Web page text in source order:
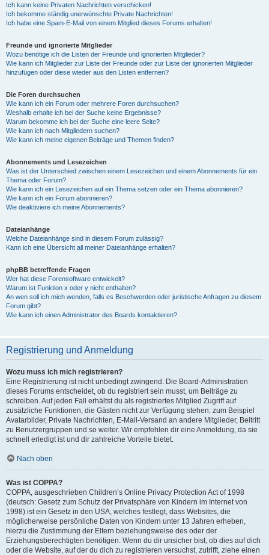
Ich kann keine Privaten Nachrichten verschicken!
Ich bekomme ständig unerwünschte Private Nachrichten!
Ich habe eine Spam-E-Mail von einem Mitglied dieses Forums erhalten!
Freunde und ignorierte Mitglieder
Wozu benötige ich die Listen der Freunde und ignorierten Mitglieder?
Wie kann ich Mitglieder zur Liste der Freunde oder zur Liste der ignorierten Mitglieder
hinzufügen oder diese wieder aus den Listen entfernen?
Die Foren durchsuchen
Wie kann ich ein Forum oder mehrere Foren durchsuchen?
Weshalb erhalte ich bei der Suche keine Ergebnisse?
Warum bekomme ich bei der Suche eine leere Seite?
Wie kann ich nach Mitgliedern suchen?
Wie kann ich meine eigenen Beiträge und Themen finden?
Abonnements und Lesezeichen
Was ist der Unterschied zwischen einem Lesezeichen und einem Abonnements für ein
Thema oder Forum?
Wie kann ich ein Lesezeichen auf ein Thema setzen oder ein Thema abonnieren?
Wie kann ich ein Forum abonnieren?
Wie deaktiviere ich meine Abonnements?
Dateianhänge
Welche Dateianhänge sind in diesem Forum zulässig?
Kann ich eine Übersicht all meiner Dateianhänge erhalten?
phpBB betreffende Fragen
Wer hat diese Forensoftware entwickelt?
Warum ist Funktion x oder y nicht enthalten?
An wen soll ich mich wenden, falls es Beschwerden oder juristische Anfragen zu diesem
Forum gibt?
Wie kann ich einen Administrator des Boards kontaktieren?
Registrierung und Anmeldung
Wozu muss ich mich registrieren?
Eine Registrierung ist nicht unbedingt zwingend. Die Board-Administration
dieses Forums entscheidet, ob du registriert sein musst, um Beiträge zu
schreiben. Auf jeden Fall erhältst du als registriertes Mitglied Zugriff auf
zusätzliche Funktionen, die Gästen nicht zur Verfügung stehen: zum Beispiel
Avatarbilder, Private Nachrichten, E-Mail-Versand an andere Mitglieder, Beitritt
zu Benutzergruppen und so weiter. Wir empfehlen dir eine Anmeldung, da sie
schnell erledigt ist und dir zahlreiche Vorteile bietet.
Nach oben
Was ist COPPA?
COPPA, ausgeschrieben Children’s Online Privacy Protection Act of 1998
(deutsch: Gesetz zum Schutz der Privatsphäre von Kindern im Internet von
1998) ist ein Gesetz in den USA, welches festlegt, dass Websites, die
möglicherweise persönliche Daten von Kindern unter 13 Jahren erheben,
hierzu die Zustimmung der Eltern beziehungsweise des oder der
Erziehungsberechtigten benötigen. Wenn du dir unsicher bist, ob dies auf dich
oder die Website, auf der du dich zu registrieren versuchst, zutrifft, ziehe einen